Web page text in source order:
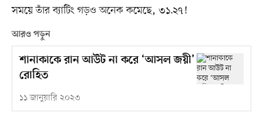
সময়ে তাঁর ব্যাটিং গড়ও অনেক কমেছে, ৩১.২৭!
আরও পড়ুন
শানাকাকে রান আউট না করে ‘আসল জয়ী’
রোহিত
১১ জানুয়ারি ২০২৩